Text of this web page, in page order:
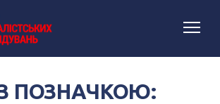
З ПОЗНАЧКОЮ: